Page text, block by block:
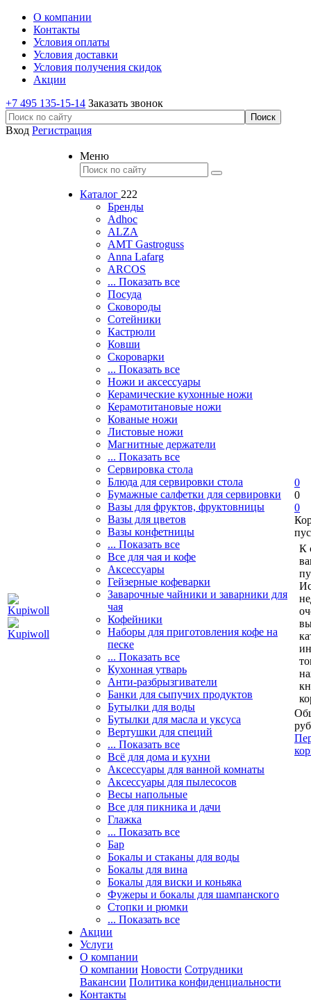
О компании
Контакты
Условия оплаты
Условия доставки
Условия получения скидок
Акции
+7 495 135-15-14 Заказать звонок
Вход Регистрация
Меню
Каталог 222
Бренды
Adhoc
ALZA
AMT Gastroguss
Anna Lafarg
ARCOS
... Показать все
Посуда
Сковороды
Сотейники
Кастрюли
Ковши
Скороварки
... Показать все
Ножи и аксессуары
Керамические кухонные ножи
Керамотитановые ножи
Кованые ножи
Листовые ножи
Магнитные держатели
... Показать все
Сервировка стола
Блюда для сервировки стола
Бумажные салфетки для сервировки
Вазы для фруктов, фруктовницы
Вазы для цветов
Вазы конфетницы
... Показать все
Все для чая и кофе
Аксессуары
Гейзерные кофеварки
Заварочные чайники и заварники для
чая
Кофейники
Наборы для приготовления кофе на
песке
... Показать все
Кухонная утварь
Анти-разбрызгиватели
Банки для сыпучих продуктов
Бутылки для воды
Бутылки для масла и уксуса
Вертушки для специй
... Показать все
Всё для дома и кухни
Аксессуары для ванной комнаты
Аксессуары для пылесосов
Весы напольные
Все для пикника и дачи
Глажка
... Показать все
Бар
Бокалы и стаканы для воды
Бокалы для вина
Бокалы для виски и коньяка
Фужеры и бокалы для шампанского
Стопки и рюмки
... Показать все
Акции
Услуги
О компании
О компании Новости Сотрудники
Вакансии Политика конфиденциальности
Контакты
0
0
0
К